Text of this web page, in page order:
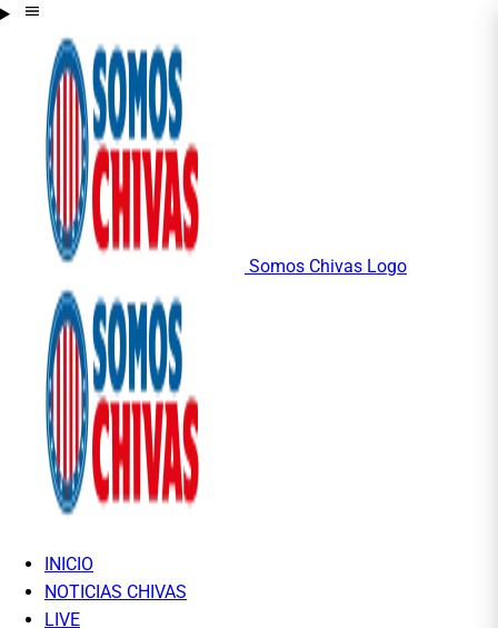
Somos Chivas Logo
INICIO
NOTICIAS CHIVAS
LIVE